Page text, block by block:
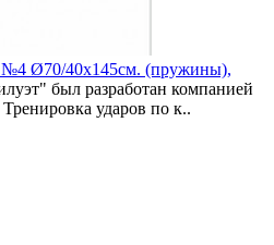
Ø70/40х145см. (пружины),
был разработан компанией
ударов по к..